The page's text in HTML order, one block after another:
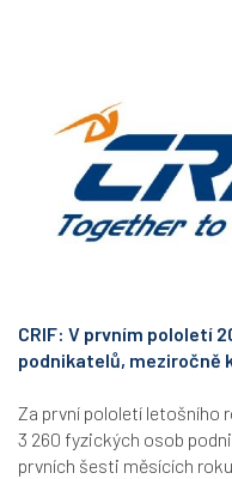
CRIF: V prvním pololetí
podnikatelů, meziročně
Za první pololetí letošního
3 260 fyzických osob
prvních šesti měsících